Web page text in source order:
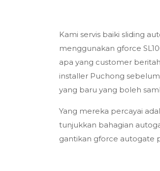
Kami servis baiki sliding
menggunakan gforce
apa yang customer
installer Puchong
yang baru yang boleh
Yang mereka percayai
tunjukkan bahagian
gantikan gforce autogate